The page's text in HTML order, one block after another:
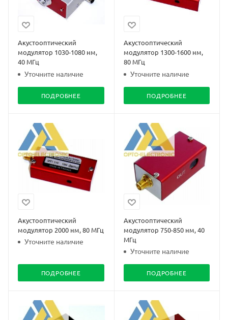
Акустооптический
модулятор 1030-1080 нм,
40 МГц
Уточните наличие
ПОДРОБНЕЕ
Акустооптический
модулятор 1300-1600 нм,
80 МГц
Уточните наличие
ПОДРОБНЕЕ
Акустооптический
модулятор 2000 нм, 80 МГц
Уточните наличие
ПОДРОБНЕЕ
Акустооптический
модулятор 750-850 нм, 40
МГц
Уточните наличие
ПОДРОБНЕЕ